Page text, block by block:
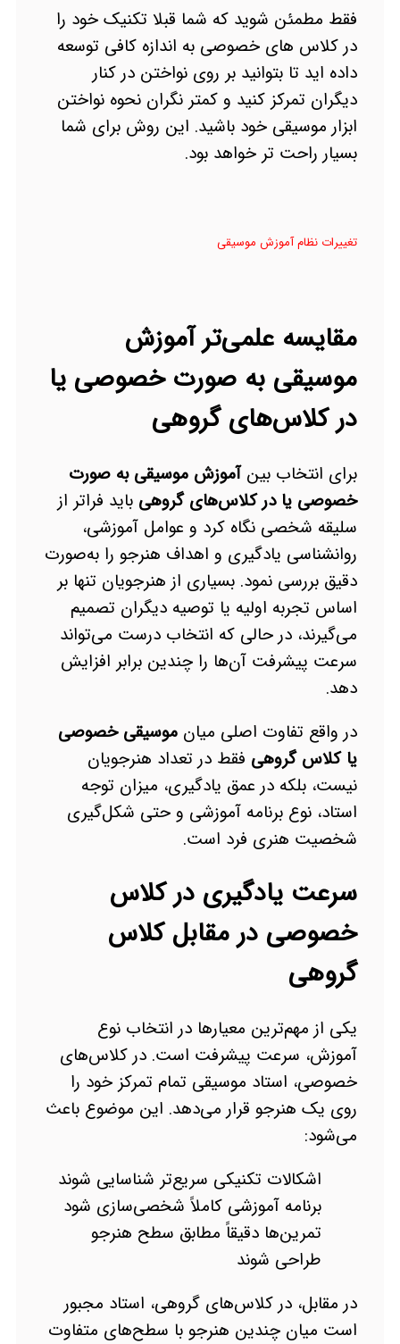
فقط مطمئن شوید که شما قبلا تکنیک خود را
در کلاس های خصوصی به اندازه کافی توسعه
داده اید تا بتوانید بر روی نواختن در کنار
دیگران تمرکز کنید و کمتر نگران نحوه نواختن
ابزار موسیقی خود باشید. این روش برای شما
بسیار راحت تر خواهد بود.
تغییرات نظام آموزش موسیقی
مقایسه علمی‌تر آموزش
موسیقی به صورت خصوصی یا
در کلاس‌های گروهی
برای انتخاب بینآموزش موسیقی به صورت
خصوصی یا در کلاس‌های گروهی باید فراتر از
سلیقه شخصی نگاه کرد و عوامل آموزشی،
روانشناسی یادگیری و اهداف هنرجو را به‌صورت
دقیق بررسی نمود. بسیاری از هنرجویان تنها بر
اساس تجربه اولیه یا توصیه دیگران تصمیم
می‌گیرند، در حالی که انتخاب درست می‌تواند
سرعت پیشرفت آن‌ها را چندین برابر افزایش
دهد.
در واقع تفاوت اصلی میان موسیقی خصوصی
یا کلاس گروهی فقط در تعداد هنرجویان
نیست، بلکه در عمق یادگیری، میزان توجه
استاد، نوع برنامه آموزشی و حتی شکل‌گیری
شخصیت هنری فرد است.
سرعت یادگیری در کلاس
خصوصی در مقابل کلاس
گروهی
یکی از مهم‌ترین معیارها در انتخاب نوع
آموزش، سرعت پیشرفت است. در کلاس‌های
خصوصی، استاد موسیقی تمام تمرکز خود را
روی یک هنرجو قرار می‌دهد. این موضوع باعث
می‌شود:
اشکالات تکنیکی سریع‌تر شناسایی شوند
برنامه آموزشی کاملاً شخصی‌سازی شود
تمرین‌ها دقیقاً مطابق سطح هنرجو
طراحی شوند
در مقابل، در کلاس‌های گروهی، استاد مجبور
است میان چندین هنرجو با سطح‌های متفاوت